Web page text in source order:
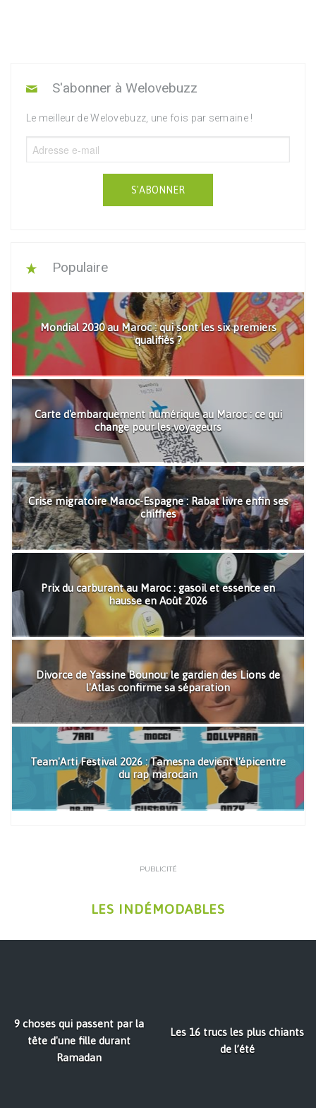
S'abonner à Welovebuzz
Le meilleur de Welovebuzz, une fois par semaine !
S'ABONNER
Populaire
Mondial 2030 au Maroc : qui sont les six premiers
qualifiés ?
Carte d'embarquement numérique au Maroc : ce qui
change pour les voyageurs
Crise migratoire Maroc-Espagne : Rabat livre enfin ses
chiffres
Prix du carburant au Maroc : gasoil et essence en
hausse en Août 2026
Divorce de Yassine Bounou: le gardien des Lions de
l'Atlas confirme sa séparation
Team'Arti Festival 2026 : Tamesna devient l'épicentre
du rap marocain
PUBLICITÉ
LES INDÉMODABLES
9 choses qui passent par la
tête d'une fille durant
Ramadan
Les 16 trucs les plus chiants
de l’été